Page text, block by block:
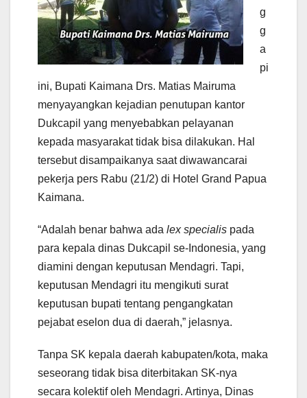
g
g
a
pi
ini, Bupati Kaimana Drs. Matias Mairuma
menyayangkan kejadian penutupan kantor
Dukcapil yang menyebabkan pelayanan
kepada masyarakat tidak bisa dilakukan. Hal
tersebut disampaikanya saat diwawancarai
pekerja pers Rabu (21/2) di Hotel Grand Papua
Kaimana.
“Adalah benar bahwa ada lex specialis pada
para kepala dinas Dukcapil se-Indonesia, yang
diamini dengan keputusan Mendagri. Tapi,
keputusan Mendagri itu mengikuti surat
keputusan bupati tentang pengangkatan
pejabat eselon dua di daerah,” jelasnya.
Tanpa SK kepala daerah kabupaten/kota, maka
seseorang tidak bisa diterbitakan SK-nya
secara kolektif oleh Mendagri. Artinya, Dinas